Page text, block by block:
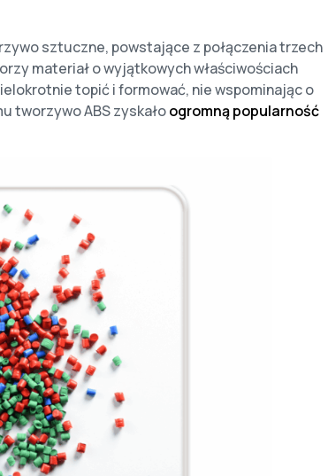
sztuczne, powstające z połączenia trzech
materiał o wyjątkowych właściwościach
topić i formować, nie wspominając o
tworzywo ABS zyskałoogromną popularność